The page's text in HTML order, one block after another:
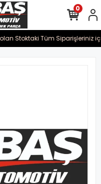
Stoktaki Tüm Siparişleriniz
0